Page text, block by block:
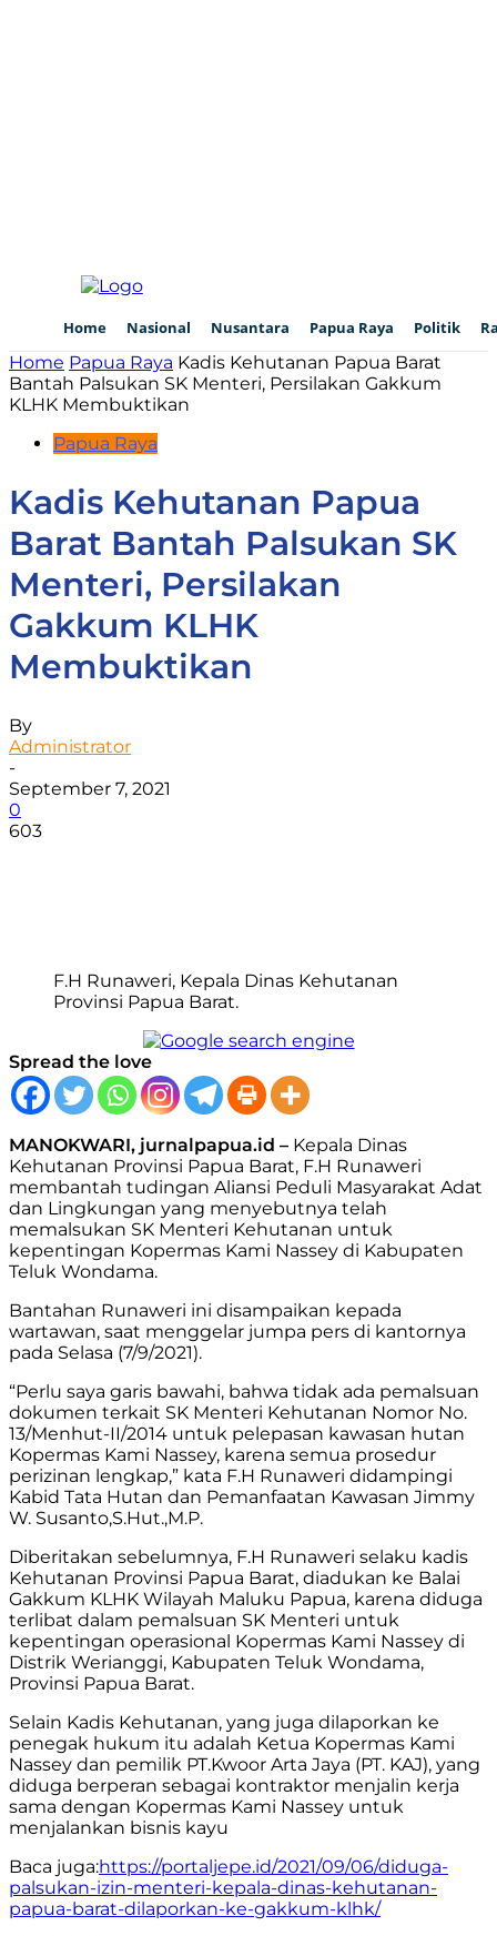
Home Nasional Nusantara Papua Raya Politik
Home Papua Raya Kadis Kehutanan Papua Barat
Bantah Palsukan SK Menteri, Persilakan Gakkum
KLHK Membuktikan
Papua Raya
Kadis Kehutanan Papua
Barat Bantah Palsukan SK
Menteri, Persilakan
Gakkum KLHK
Membuktikan
By
Administrator
-
September 7, 2021
0
603
F.H Runaweri, Kepala Dinas Kehutanan
Provinsi Papua Barat.
Spread the love
MANOKWARI, jurnalpapua.id – Kepala Dinas
Kehutanan Provinsi Papua Barat, F.H Runaweri
membantah tudingan Aliansi Peduli Masyarakat Adat
dan Lingkungan yang menyebutnya telah
memalsukan SK Menteri Kehutanan untuk
kepentingan Kopermas Kami Nassey di Kabupaten
Teluk Wondama.
Bantahan Runaweri ini disampaikan kepada
wartawan, saat menggelar jumpa pers di kantornya
pada Selasa (7/9/2021).
“Perlu saya garis bawahi, bahwa tidak ada pemalsuan
dokumen terkait SK Menteri Kehutanan Nomor No.
13/Menhut-II/2014 untuk pelepasan kawasan hutan
Kopermas Kami Nassey, karena semua prosedur
perizinan lengkap,” kata F.H Runaweri didampingi
Kabid Tata Hutan dan Pemanfaatan Kawasan Jimmy
W. Susanto,S.Hut.,M.P.
Diberitakan sebelumnya, F.H Runaweri selaku kadis
Kehutanan Provinsi Papua Barat, diadukan ke Balai
Gakkum KLHK Wilayah Maluku Papua, karena diduga
terlibat dalam pemalsuan SK Menteri untuk
kepentingan operasional Kopermas Kami Nassey di
Distrik Werianggi, Kabupaten Teluk Wondama,
Provinsi Papua Barat.
Selain Kadis Kehutanan, yang juga dilaporkan ke
penegak hukum itu adalah Ketua Kopermas Kami
Nassey dan pemilik PT.Kwoor Arta Jaya (PT. KAJ), yang
diduga berperan sebagai kontraktor menjalin kerja
sama dengan Kopermas Kami Nassey untuk
menjalankan bisnis kayu
Baca juga:https://portaljepe.id/2021/09/06/diduga-
palsukan-izin-menteri-kepala-dinas-kehutanan-
papua-barat-dilaporkan-ke-gakkum-klhk/